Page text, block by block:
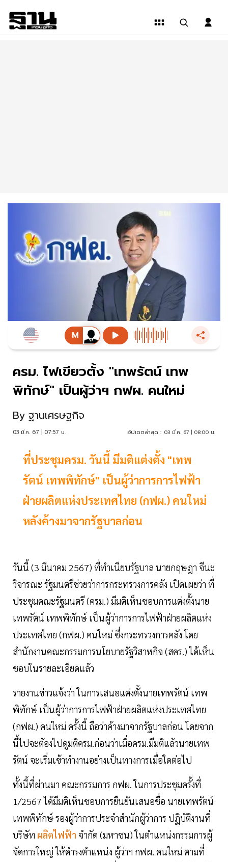
ครม. ไฟเขียวตั้ง "เทพรัตน์ เทพ
พิทักษ์" เป็นผู้ว่าฯ กฟผ. คนใหม่
By ฐานเศรษฐกิจ
03 มี.ค. 67 | 07:57 น. อัปเดตล่าสุด : 03 มี.ค. 67 | 08:00 น.
ที่ประชุมครม. วันนี้ มีมติแต่งตั้ง "เทพ
รัตน์ เทพพิทักษ์" เป็นผู้ว่าการการไฟฟ้า
ฝ่ายผลิตแห่งประเทศไทย (กฟผ.) คนใหม่
หลังค้างมาจากรัฐบาลก่อน
วันนี้ (3 มีนาคม 2567) ที่ทำเนียบรัฐบาล นายกฤษฎา จีนะ
วิจารณะ รัฐมนตรีช่วยว่าการกระทรวงการคลัง เปิดเผยว่า ที่
ประชุมคณะรัฐมนตรี (ครม.) มีมติเห็นชอบการแต่งตั้งนาย
เทพรัตน์ เทพพิทักษ์ เป็นผู้ว่าการการไฟฟ้าฝ่ายผลิตแห่ง
ประเทศไทย (กฟผ.) คนใหม่ ซึ่งกระทรวงการคลัง โดย
สำนักงานคณะกรรมการนโยบายรัฐวิสาหกิจ (สคร.) ได้เห็น
ชอบในรายละเอียดแล้ว
รายงานข่าวแจ้งว่า ในการเสนอแต่งตั้งนายเทพรัตน์ เทพ
พิทักษ์ เป็นผู้ว่าการการไฟฟ้าฝ่ายผลิตแห่งประเทศไทย
(กฟผ.) คนใหม่ ครั้งนี้ ถือว่าค้างมาจากรัฐบาลก่อน โดยจาก
นี้ไปจะต้องไปดูมติครม.ก่อนว่าเมื่อครม.มีมติแล้วนายเทพ
รัตน์ จะเริ่มเข้าทำงานอย่างเป็นทางการเมื่อใดต่อไป
ทั้งนี้ที่ผ่านมา คณะกรรมการ กฟผ. ในการประชุมครั้งที่
1/2567 ได้มีมติเห็นชอบการยืนยันเสนอชื่อ นายเทพรัตน์
เทพพิทักษ์ รองผู้ว่าการประจำสำนักผู้ว่าการ ปฏิบัติงานที่
บริษัท ผลิตไฟฟ้า จำกัด (มหาชน) ในตำแหน่งกรรมการผู้
จัดการใหญ่ ให้ดำรงตำแหน่ง ผู้ว่าฯ กฟผ. คนใหม่ ตามที่